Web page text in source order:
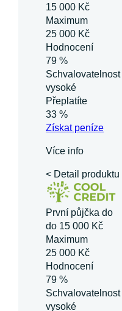
15 000 Kč
Maximum
25 000 Kč
Hodnocení
79 %
Schvalovatelnost
vysoké
Přeplatíte
33 %
Získatpeníze
Více info
< Detail produktu
První půjčka do
do 15 000 Kč
Maximum
25 000 Kč
Hodnocení
79 %
Schvalovatelnost
vysoké